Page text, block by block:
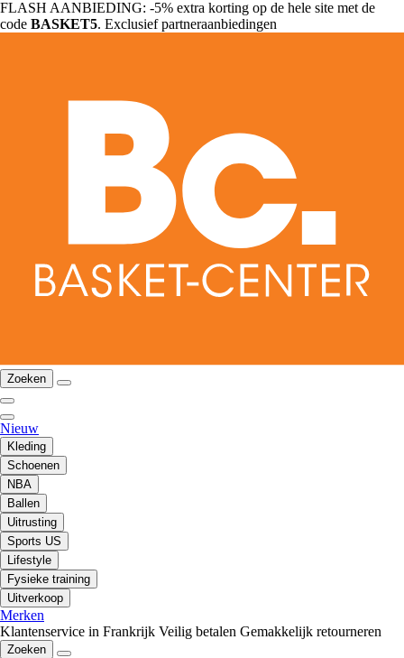
FLASH AANBIEDING: -5% extra korting op de hele site met de
code BASKET5. Exclusief partneraanbiedingen
Zoeken
Nieuw
Kleding
Schoenen
NBA
Ballen
Uitrusting
Sports US
Lifestyle
Fysieke training
Uitverkoop
Merken
Klantenservice in Frankrijk Veilig betalen Gemakkelijk retourneren
Zoeken